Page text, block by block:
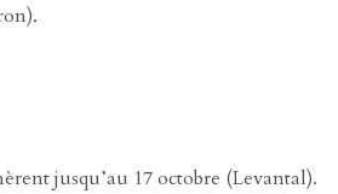
jusqu’au 17 octobre (Levantal).